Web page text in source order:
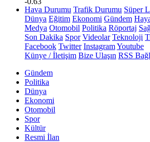
Hava Durumu Trafik Durumu Süper
Dünya Eğitim Ekonomi Gündem
Medya Otomobil Politika Röportaj
Son Dakika Spor Videolar Teknoloji
Facebook Twitter InstagramYoutube
Künye / İletişim Bize Ulaşın RSS
Gündem
Politika
Dünya
Ekonomi
Otomobil
Spor
Kültür
Resmi İlan